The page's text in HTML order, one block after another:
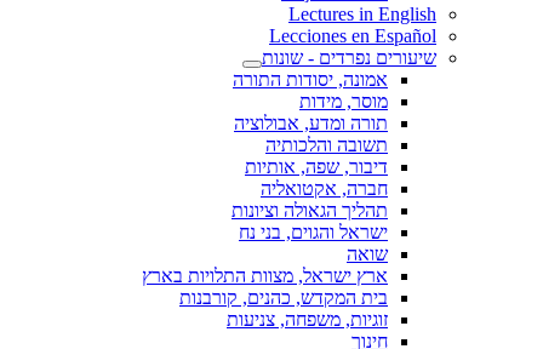
Lectures in English
Lecciones en Español
שיעורים נפרדים - שונות
אמונה, יסודות התורה
מוסר, מידות
תורה ומדע, אבולוציה
תשובה והלכותיה
דיבור, שפה, אותיות
חברה, אקטואליה
תהליך הגאולה וציונות
ישראל והגוים, בני נח
שואה
ארץ ישראל, מצוות התלויות בארץ
בית המקדש, כהנים, קורבנות
זוגיות, משפחה, צניעות
חינוך